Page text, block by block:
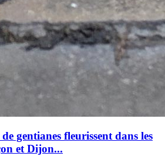
gentianes fleurissent dans les
et Dijon...